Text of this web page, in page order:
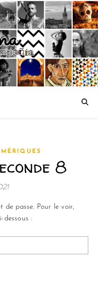
8
de passe. Pour le voir,
dessous :